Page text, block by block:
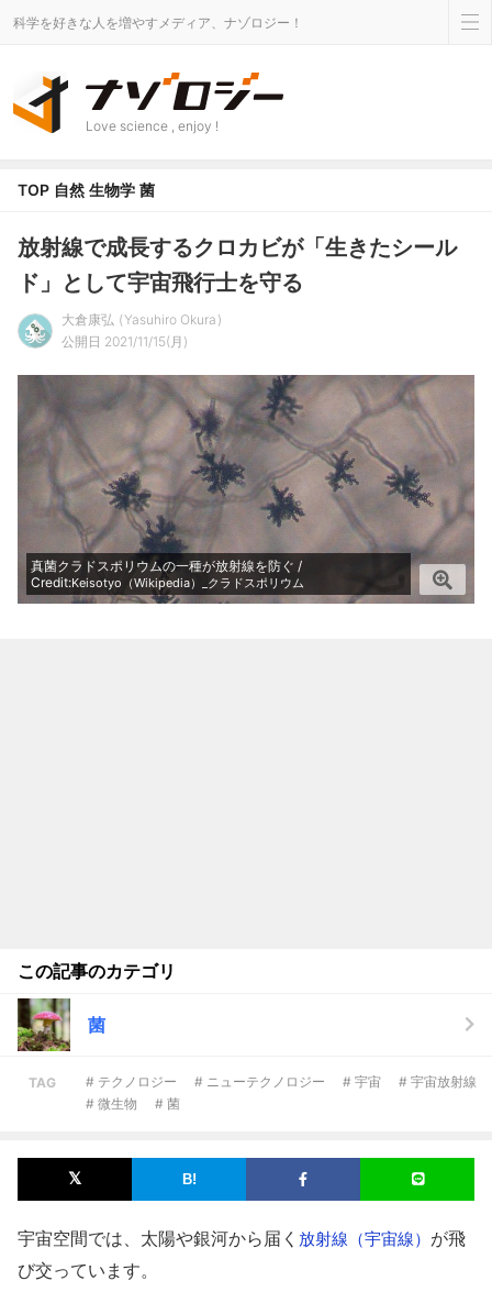
科学を好きな人を増やすメディア、ナゾロジー！
Love science , enjoy !
TOP 自然 生物学 菌
放射線で成長するクロカビが「生きたシール
ド」として宇宙飛行士を守る
大倉康弘
Yasuhiro Okura
公開日 2021/11/15(月)
真菌クラドスポリウムの一種が放射線を防ぐ /
Credit:Keisotyo（Wikipedia）_クラドスポリウム
この記事のカテゴリ
菌
TAG # テクノロジー # ニューテクノロジー # 宇宙
# 宇宙放射線
# 微生物
# 菌
宇宙空間では、太陽や銀河から届く 放射線（宇宙線） が飛
び交っています。